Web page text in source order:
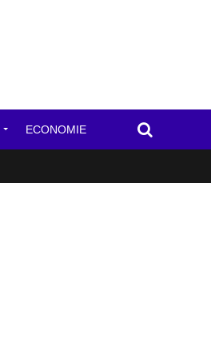
ECONOMIE